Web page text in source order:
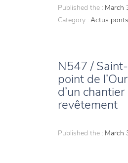
Published the : March
Category : Actus ponts
N547 /
point de
d’un
revêtement
Published the : March